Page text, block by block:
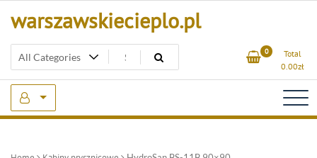
warszawskiecieplo.pl
0
Total
0.00zł